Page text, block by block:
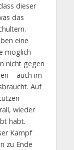
dieser
das
eine
möglich
nicht gegen
– auch im
Auf
wieder
habt.
Kampf
zu Ende